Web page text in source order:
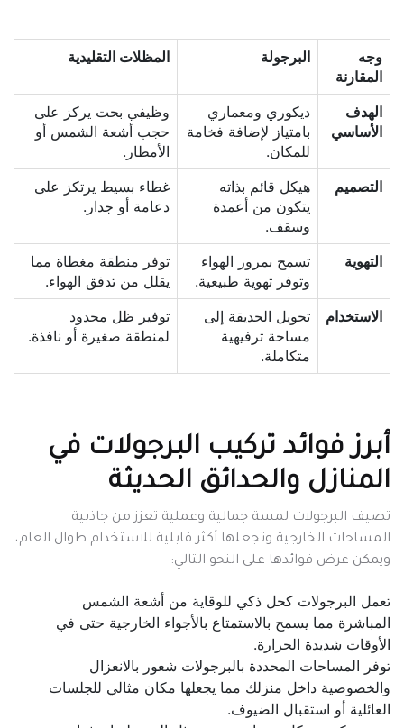
وجه
المقارنة
البرجولة المظلات التقليدية
الهدف
الأساسي
ديكوري ومعماري
بامتياز لإضافة فخامة
للمكان.
وظيفي بحت يركز على
حجب أشعة الشمس أو
الأمطار.
التصميم
هيكل قائم بذاته
يتكون من أعمدة
وسقف.
غطاء بسيط يرتكز على
دعامة أو جدار.
التهوية
تسمح بمرور الهواء
وتوفر تهوية طبيعية.
توفر منطقة مغطاة مما
يقلل من تدفق الهواء.
الاستخدام
تحويل الحديقة إلى
مساحة ترفيهية
متكاملة.
توفير ظل محدود
لمنطقة صغيرة أو نافذة.
أبرز فوائد تركيب البرجولات في
المنازل والحدائق الحديثة
تضيف البرجولات لمسة جمالية وعملية تعزز من جاذبية
المساحات الخارجية وتجعلها أكثر قابلية للاستخدام طوال العام،
ويمكن عرض فوائدها على النحو التالي:
تعمل البرجولات كحل ذكي للوقاية من أشعة الشمس
المباشرة مما يسمح بالاستمتاع بالأجواء الخارجية حتى في
الأوقات شديدة الحرارة.
توفر المساحات المحددة بالبرجولات شعور بالانعزال
والخصوصية داخل منزلك مما يجعلها مكان مثالي للجلسات
العائلية أو استقبال الضيوف.